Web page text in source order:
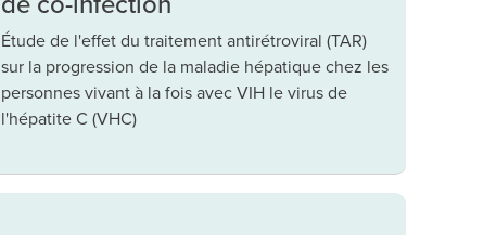
Étude de l'effet du traitement antirétroviral (TAR)
sur la progression de la maladie hépatique chez les
personnes vivant à la fois avec VIH le virus de
l'hépatite C (VHC)